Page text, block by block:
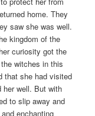
home. They
saw she was well.
kingdom of the
curiosity got the
witches in this
that she had visited
her well. But with
to slip away and
enchanting